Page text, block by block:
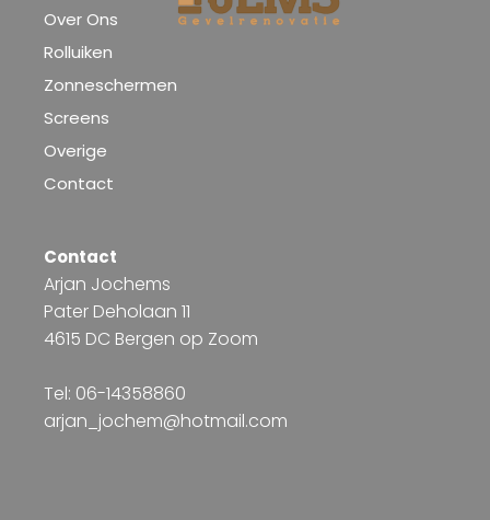
Over Ons
Rolluiken
Zonneschermen
Screens
Overige
Contact
Contact
Arjan Jochems
Pater Deholaan 11
4615 DC Bergen op Zoom
Tel: 06-14358860
arjan_jochem@hotmail.com